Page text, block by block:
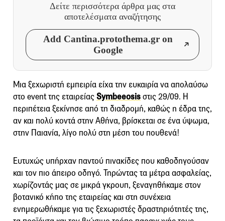
Δείτε περισσότερα άρθρα μας στα
αποτελέσματα αναζήτησης
Add Cantina.protothema.gr on
Google
Μια ξεχωριστή εμπειρία είχα την ευκαιρία να απολαύσω
στο event της εταιρείαςSymbeeosisστις 29/09. Η
περιπέτεια ξεκίνησε από τη διαδρομή, καθώς η έδρα της,
αν και πολύ κοντά στην Αθήνα, βρίσκεται σε ένα ύψωμα,
στην Παιανία, λίγο πολύ στη μέση του πουθενά!
Ευτυχώς υπήρχαν παντού πινακίδες που καθοδηγούσαν
και τον πιο άπειρο οδηγό. Τηρώντας τα μέτρα ασφαλείας,
χωρίζοντάς μας σε μικρά γκρουπ, ξεναγηθήκαμε στον
βοτανικό κήπο της εταιρείας και στη συνέχεια
ενημερωθήκαμε για τις ξεχωριστές δραστηριότητές της,